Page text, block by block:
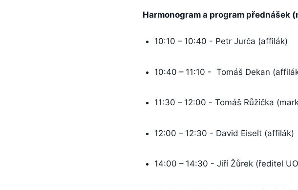
Harmonogram a program přednášek
10:10 – 10:40 - Petr Jurča (affilák)
10:40 – 11:10 - Tomáš Dekan
11:30 – 12:00 - Tomáš Růžička
12:00 – 12:30 - David Eiselt (affilák)
14:00 – 14:30 - Jiří Žůrek (ředitel